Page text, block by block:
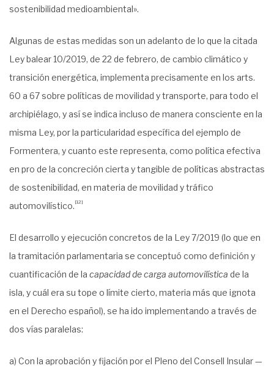
sostenibilidad medioambiental».
Algunas de estas medidas son un adelanto de lo que la citada
Ley balear 10/2019, de 22 de febrero, de cambio climático y
transición energética, implementa precisamente en los arts.
60 a 67 sobre políticas de movilidad y transporte, para todo el
archipiélago, y así se indica incluso de manera consciente en la
misma Ley, por la particularidad específica del ejemplo de
Formentera, y cuanto este representa, como política efectiva
en pro de la concreción cierta y tangible de políticas abstractas
de sostenibilidad, en materia de movilidad y tráfico
automovilístico. [12]
El desarrollo y ejecución concretos de la Ley 7/2019 (lo que en
la tramitación parlamentaria se conceptuó como definición y
cuantificación de la capacidad de carga automovilística de la
isla, y cuál era su tope o límite cierto, materia más que ignota
en el Derecho español), se ha ido implementando a través de
dos vías paralelas:
a) Con la aprobación y fijación por el Pleno del Consell Insular —